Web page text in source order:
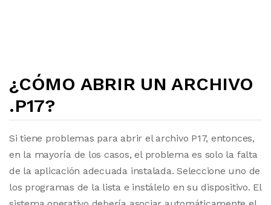
¿CÓMO ABRIR UN ARCHIVO
.P17?
Si tiene problemas para abrir el archivo P17, entonces,
en la mayoría de los casos, el problema es solo la falta
de la aplicación adecuada instalada. Seleccione uno de
los programas de la lista e instálelo en su dispositivo. El